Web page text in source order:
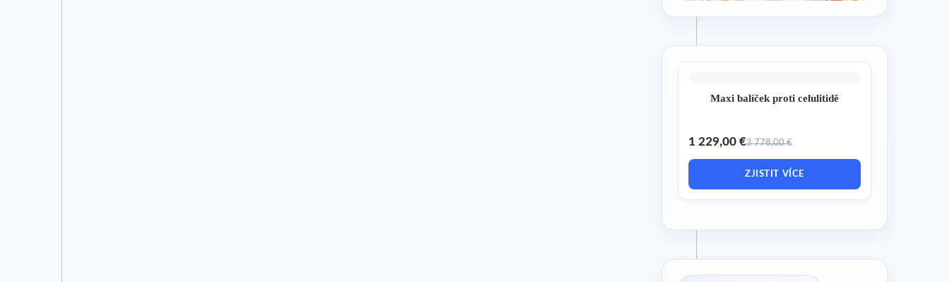
Maxi balíček proti celulitidě
1 229,00 €3 778,00 €
ZJISTIT VÍCE